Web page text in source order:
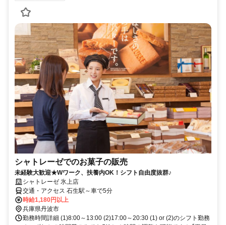
シャトレーゼでのお菓子の販売
未経験大歓迎★Wワーク、扶養内OK！シフト自由度抜群♪
シャトレーゼ 氷上店
交通・アクセス 石生駅～車で5分
時給1,180円以上
兵庫県丹波市
勤務時間詳細 (1)8:00～13:00 (2)17:00～20:30 (1) or (2)のシフト勤務